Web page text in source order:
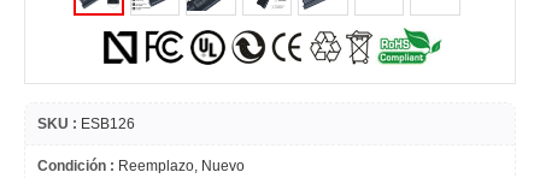
SKU : ESB126
Condición : Reemplazo, Nuevo